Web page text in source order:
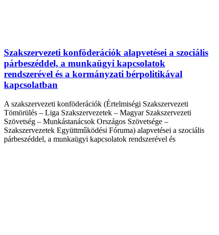
Szakszervezeti konföderációk alapvetései a szociális
párbeszéddel, a munkaügyi kapcsolatok
rendszerével és a kormányzati bérpolitikával
kapcsolatban
A szakszervezeti konföderációk (Értelmiségi Szakszervezeti
Tömörülés – Liga Szakszervezetek – Magyar Szakszervezeti
Szövetség – Munkástanácsok Országos Szövetsége –
Szakszervezetek Együttműködési Fóruma) alapvetései a szociális
párbeszéddel, a munkaügyi kapcsolatok rendszerével és